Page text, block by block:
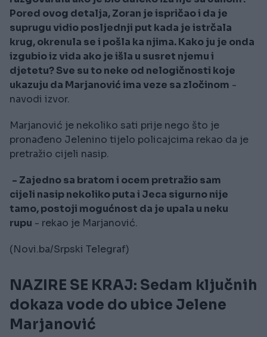
Pored ovog detalja, Zoran je ispričao i da je
suprugu vidio posljednji put kada je istrčala
krug, okrenula se i pošla ka njima. Kako ju je onda
izgubio iz vida ako je išla u susret njemu i
djetetu? Sve su to neke od nelogičnosti koje
ukazuju da Marjanović ima veze sa zločinom -
navodi izvor.
Marjanović je nekoliko sati prije nego što je
pronađeno Jelenino tijelo policajcima rekao da je
pretražio cijeli nasip.
- Zajedno sa bratom i ocem pretražio sam
cijeli nasip nekoliko puta i Jeca sigurno nije
tamo, postoji mogućnost da je upala u neku
rupu - rekao je Marjanović.
(Novi.ba/Srpski Telegraf)
NAZIRE SE KRAJ: Sedam ključnih
dokaza vode do ubice Jelene
Marjanović